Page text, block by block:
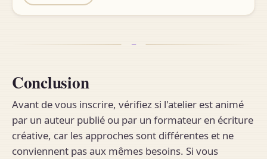
Conclusion
Avant de vous inscrire, vérifiez si l'atelier est animé
par un auteur publié ou par un formateur en écriture
créative, car les approches sont différentes et ne
conviennent pas aux mêmes besoins. Si vous